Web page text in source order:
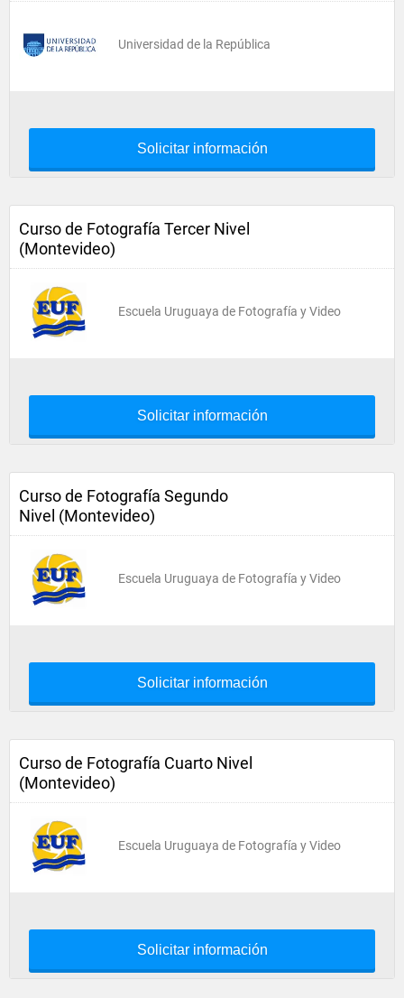
Universidad de la República
Solicitar información
Curso de Fotografía Tercer Nivel
(Montevideo)
Escuela Uruguaya de Fotografía y Video
Solicitar información
Curso de Fotografía Segundo
Nivel (Montevideo)
Escuela Uruguaya de Fotografía y Video
Solicitar información
Curso de Fotografía Cuarto Nivel
(Montevideo)
Escuela Uruguaya de Fotografía y Video
Solicitar información